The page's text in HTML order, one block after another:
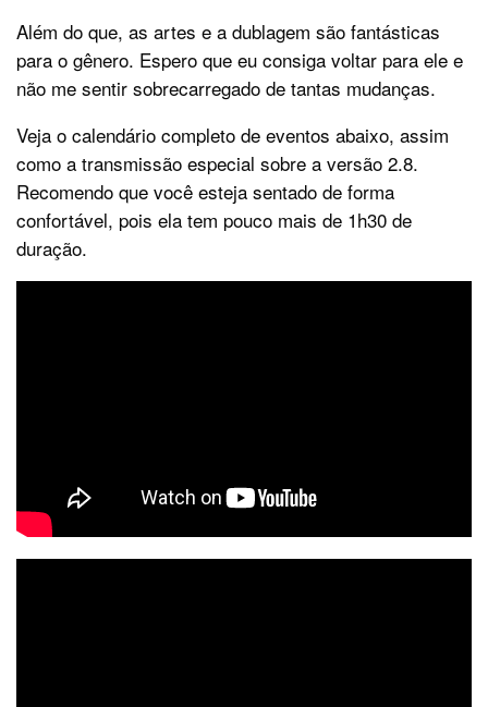
Além do que, as artes e a dublagem são fantásticas
para o gênero. Espero que eu consiga voltar para ele e
não me sentir sobrecarregado de tantas mudanças.
Veja o calendário completo de eventos abaixo, assim
como a transmissão especial sobre a versão 2.8.
Recomendo que você esteja sentado de forma
confortável, pois ela tem pouco mais de 1h30 de
duração.